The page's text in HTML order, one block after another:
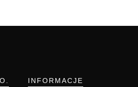
INFORMACJE